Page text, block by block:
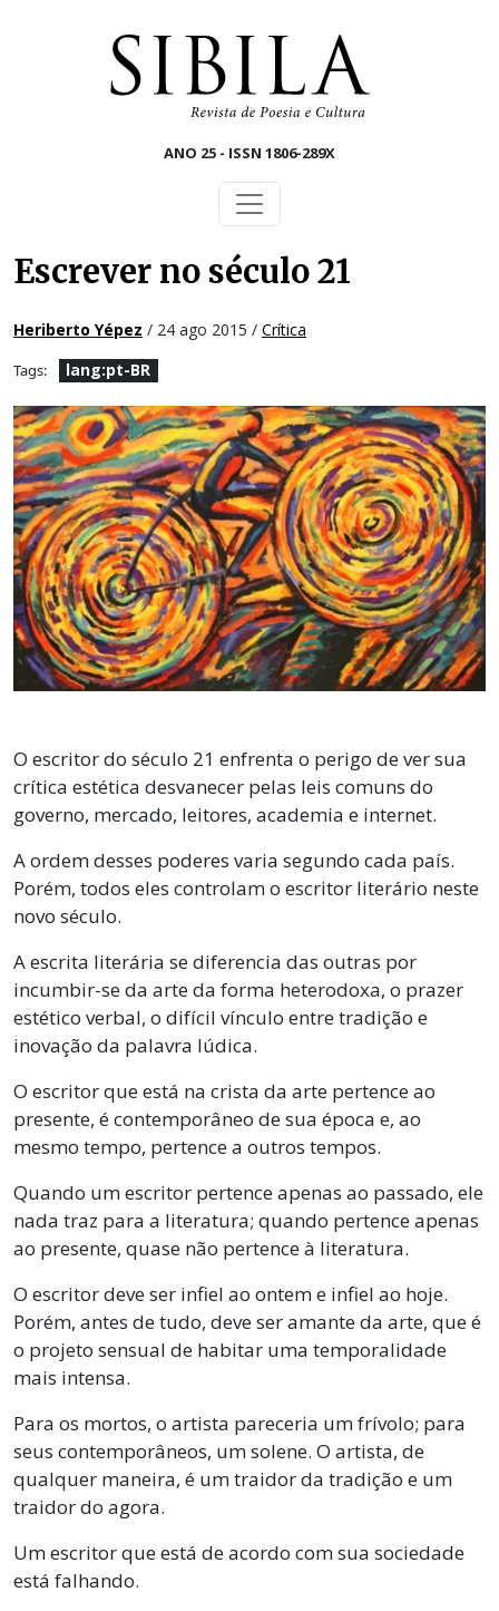
ANO 25 - ISSN 1806-289X
Escrever no século 21
Heriberto Yépez / 24 ago 2015 / Crítica
Tags: lang:pt-BR
O escritor do século 21 enfrenta o perigo de ver sua
crítica estética desvanecer pelas leis comuns do
governo, mercado, leitores, academia e internet.
A ordem desses poderes varia segundo cada país.
Porém, todos eles controlam o escritor literário neste
novo século.
A escrita literária se diferencia das outras por
incumbir-se da arte da forma heterodoxa, o prazer
estético verbal, o difícil vínculo entre tradição e
inovação da palavra lúdica.
O escritor que está na crista da arte pertence ao
presente, é contemporâneo de sua época e, ao
mesmo tempo, pertence a outros tempos.
Quando um escritor pertence apenas ao passado, ele
nada traz para a literatura; quando pertence apenas
ao presente, quase não pertence à literatura.
O escritor deve ser infiel ao ontem e infiel ao hoje.
Porém, antes de tudo, deve ser amante da arte, que é
o projeto sensual de habitar uma temporalidade
mais intensa.
Para os mortos, o artista pareceria um frívolo; para
seus contemporâneos, um solene. O artista, de
qualquer maneira, é um traidor da tradição e um
traidor do agora.
Um escritor que está de acordo com sua sociedade
está falhando.